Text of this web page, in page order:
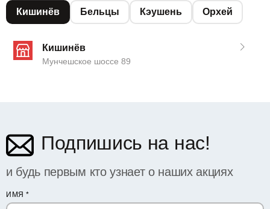
Кишинёв Бельцы Кэушень Орхей
Кишинёв
Мунчешское шоссе 89
Подпишись на нас!
и будь первым кто узнает о наших акциях
ИМЯ *